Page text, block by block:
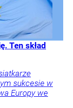
Ten skład
sukcesie w
Europy we